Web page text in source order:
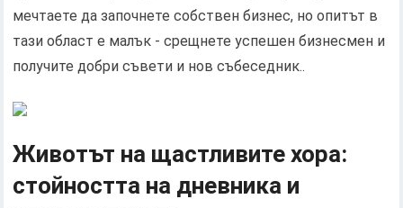
мечтаете да започнете собствен бизнес, но опитът в
тази област е малък - срещнете успешен бизнесмен и
получите добри съвети и нов събеседник..
Животът на щастливите хора:
стойността на дневника и